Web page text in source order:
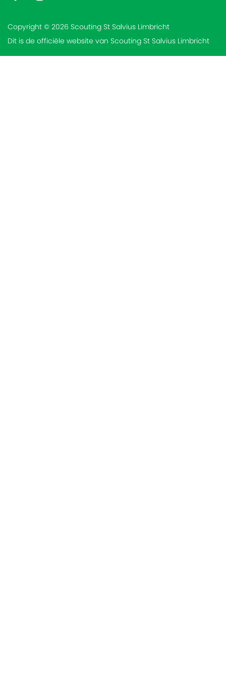
Copyright © 2026 Scouting St Salvius Limbricht
Dit is de officiële website van Scouting St Salvius Limbricht